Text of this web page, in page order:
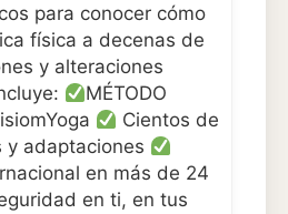
para conocer cómo
física a decenas de
y alteraciones
MÉTODO
Cientos de
y adaptaciones
en más de 24
en ti, en tus